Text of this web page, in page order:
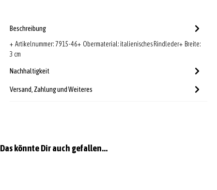
Beschreibung
+ Artikelnummer: 7915-46+ Obermaterial: italienisches Rindleder+ Breite:
3 cm
Nachhaltigkeit
Versand, Zahlung und Weiteres
Produktgalerie überspringen
Das könnte Dir auch gefallen...